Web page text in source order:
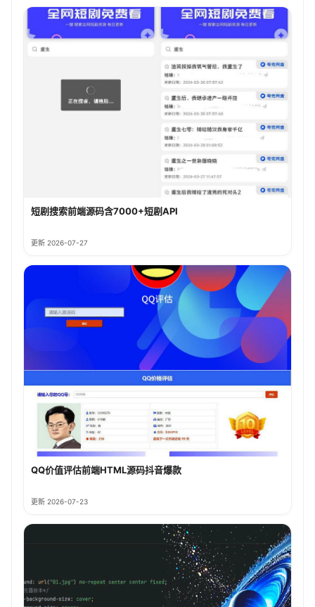
短剧搜索前端源码含7000+短剧API
更新 2026-07-27
QQ价值评估前端HTML源码抖音爆款
更新 2026-07-23